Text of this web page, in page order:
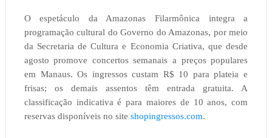
O espetáculo da Amazonas Filarmônica integra a
programação cultural do Governo do Amazonas, por meio
da Secretaria de Cultura e Economia Criativa, que desde
agosto promove concertos semanais a preços populares
em Manaus. Os ingressos custam R$ 10 para plateia e
frisas; os demais assentos têm entrada gratuita. A
classificação indicativa é para maiores de 10 anos, com
reservas disponíveis no site shopingressos.com.